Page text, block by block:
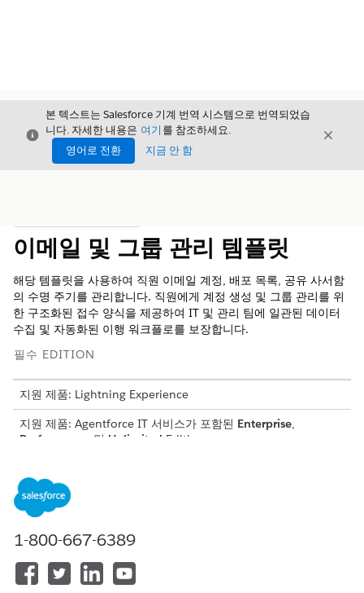
닫기
본 텍스트는 Salesforce 기계 번역 시스템으로 번역되었습
니다. 자세한 내용은 여기 를 참조하세요.
영어로 전환
지금 안 함
닫기
이메일 및 그룹 관리 템플릿
해당 템플릿을 사용하여 직원 이메일 계정, 배포 목록, 공유 사서함
의 수명 주기를 관리합니다. 직원에게 계정 생성 및 그룹 관리를 위
한 구조화된 접수 양식을 제공하여 IT 및 관리 팀에 일관된 데이터
수집 및 자동화된 이행 워크플로를 보장합니다.
필수 EDITION
지원 제품: Lightning Experience
지원 제품: Agentforce IT 서비스가 포함된 Enterprise,
Performance
및 Unlimited Edition.
이 템플릿을 배포하여 직원이 새 이메일 배포 목록 또는 그룹을
요청할 수 있는 표준화된 방법을 제공합니다.
새 이메일 계정 요청(Microsoft Entra ID 사용)
이 템플릿을 배포하여 직원이 새 직원 또는 역할별 이메일 계정
을 요청할 수 있는 표준화된 방법을 제공합니다.
1-800-667-6389